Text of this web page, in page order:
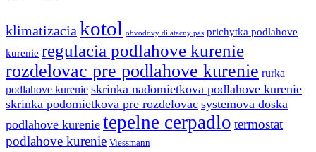
klimatizacia kotol obvodovy dilatacny pas prichytka podlahove
kurenie regulacia podlahove kurenie
rozdelovac pre podlahove kurenie rurka
podlahove kurenie skrinka nadomietkova podlahove kurenie
skrinka podomietkova pre rozdelovac systemova doska
podlahove kurenie tepelne cerpadlo termostat
podlahove kurenie Viessmann